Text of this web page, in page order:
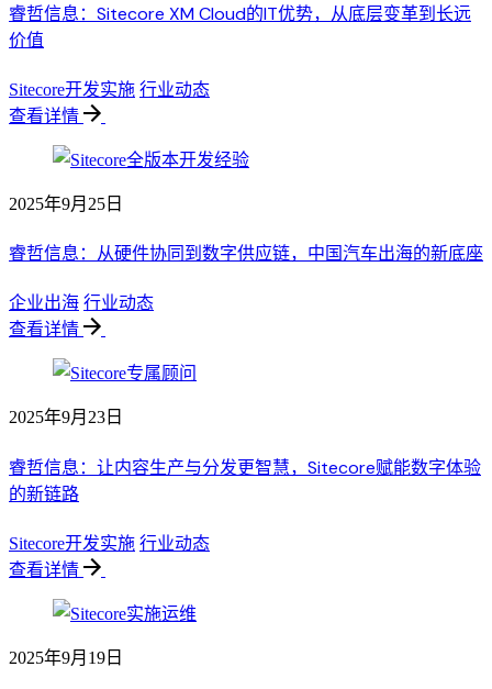
睿哲信息：Sitecore XM Cloud的IT优势，从底层变革到长远
价值
Sitecore开发实施 行业动态
查看详情
2025年9月25日
睿哲信息：从硬件协同到数字供应链，中国汽车出海的新底座
企业出海 行业动态
查看详情
2025年9月23日
睿哲信息：让内容生产与分发更智慧，Sitecore赋能数字体验
的新链路
Sitecore开发实施 行业动态
查看详情
2025年9月19日